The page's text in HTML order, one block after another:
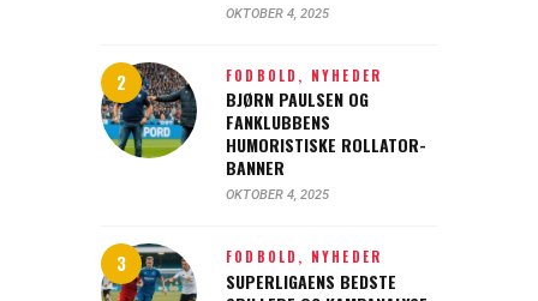
OKTOBER 4, 2025
FODBOLD, NYHEDER
BJØRN PAULSEN OG
FANKLUBBENS
HUMORISTISKE ROLLATOR-
BANNER
OKTOBER 4, 2025
FODBOLD, NYHEDER
SUPERLIGAENS BEDSTE